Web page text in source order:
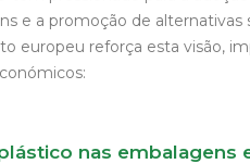
e a promoção de alternativas
europeu reforça esta visão,
nas embalagens